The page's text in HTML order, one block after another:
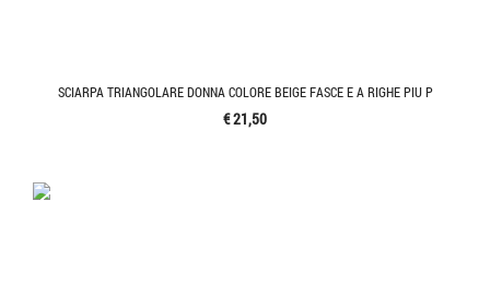
SCIARPA TRIANGOLARE DONNA COLORE BEIGE FASCE E A RIGHE PIU P
€ 21,50